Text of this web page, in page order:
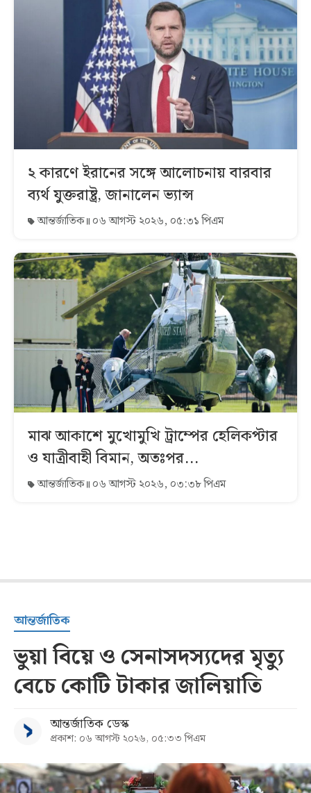
২ কারণে ইরানের সঙ্গে আলোচনায় বারবার
ব্যর্থ যুক্তরাষ্ট্র, জানালেন ভ্যান্স
আন্তর্জাতিক ০৬ আগস্ট ২০২৬, ০৫:৩১ পিএম
মাঝ আকাশে মুখোমুখি ট্রাম্পের হেলিকপ্টার
ও যাত্রীবাহী বিমান, অতঃপর...
আন্তর্জাতিক ০৬ আগস্ট ২০২৬, ০৩:৩৮ পিএম
আন্তর্জাতিক
ভুয়া বিয়ে ও সেনাসদস্যদের মৃত্যু
বেচে কোটি টাকার জালিয়াতি
আন্তর্জাতিক ডেস্ক
প্রকাশ: ০৬ আগস্ট ২০২৬, ০৫:৩৩ পিএম